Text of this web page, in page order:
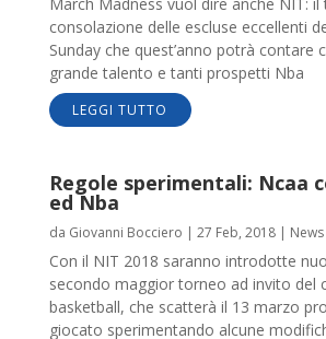
consolazione delle escluse eccellenti
Sunday che quest’anno potrà contare
grande talento e tanti prospetti Nba
LEGGI TUTTO
Regole sperimentali: Ncaa
ed Nba
da Giovanni Bocciero | 27 Feb, 2018| News
Con il NIT 2018 saranno introdotte
secondo maggior torneo ad invito del
basketball, che scatterà il 13 marzo
giocato sperimentando alcune